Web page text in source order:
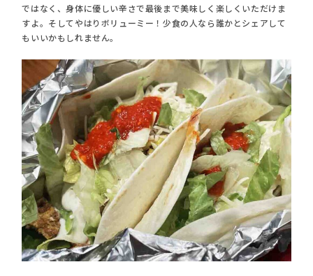
ではなく、身体に優しい辛さで最後まで美味しく楽しくいただけま
すよ。そしてやはりボリューミー！少食の人なら誰かとシェアして
もいいかもしれません。